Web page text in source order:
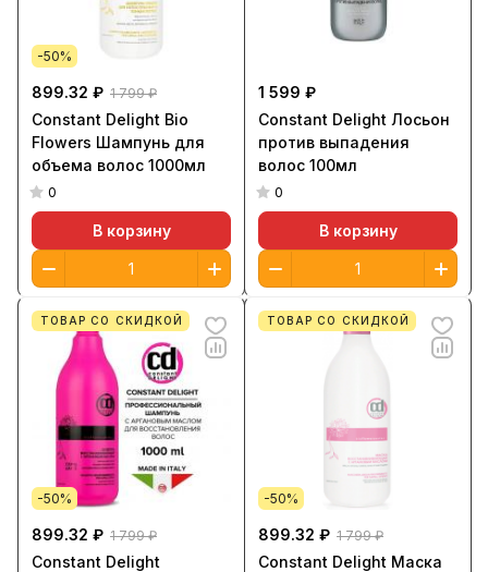
-50%
899.32 ₽ 1 799 ₽
Constant Delight Bio
Flowers Шампунь для
объема волос 1000мл
0
В корзину
1 599 ₽
Constant Delight Лосьон
против выпадения
волос 100мл
0
В корзину
ТОВАР СО СКИДКОЙ
-50%
899.32 ₽ 1 799 ₽
Constant Delight
ТОВАР СО СКИДКОЙ
-50%
899.32 ₽ 1 799 ₽
Constant Delight Маска